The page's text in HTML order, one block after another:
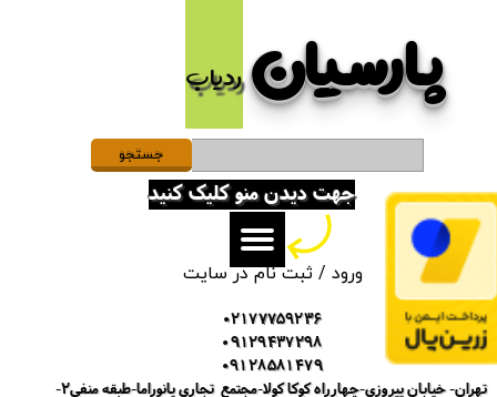
پارسیان​​​​​​​ردیاب
ورود /ثبت نام در سایت
حساب کاربری من
تغییر گذر واژه
سفارشات
خروج از حساب کاربری
02177759236
09129437298
09128581479
تهران- خیابان پیروزی-چهارراه کوکا کولا-مجتمع تجاری پانوراما-طبقه منفی2-
جهت دیدن منو کلیک کنید
جستجو